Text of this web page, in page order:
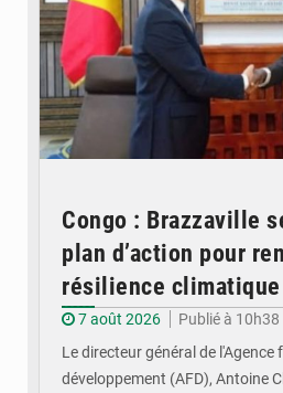
Congo : Brazzaville
plan d’action pour
résilience climatique
7 août 2026
Publié à 10h38
Le directeur général de l'Agence
développement (AFD), Antoine